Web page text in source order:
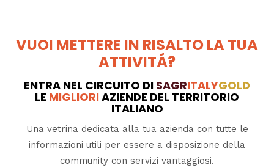
VUOI METTERE IN RISALTO LA TUA
ATTIVITÁ?
ENTRA NEL CIRCUITO DI SAGRITALYGOLD
LE MIGLIORIAZIENDE DEL TERRITORIO
ITALIANO
Una vetrina dedicata alla tua azienda con tutte le
informazioni utili per essere a disposizione della
community con servizi vantaggiosi.